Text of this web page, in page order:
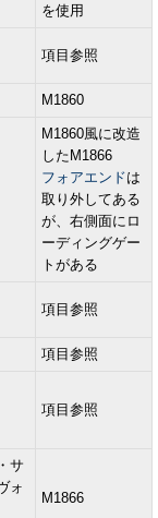
を使用
項目参照
M1860
M1860風に改造
したM1866
フォアエンドは
取り外してある
が、右側面にロ
ーディングゲー
トがある
項目参照
項目参照
項目参照
サ
ォ
M1866